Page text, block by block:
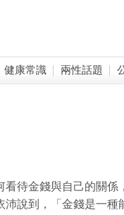
健康常識 兩性話題
待金錢與自己的關係
沛說到，「金錢是一種